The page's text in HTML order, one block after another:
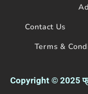
Contact Us
Terms &
Copyright © 2025